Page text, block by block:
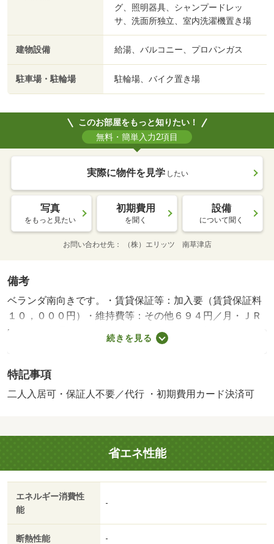
グ、照明器具、シャンプードレッ
サ、洗面所独立、室内洗濯機置き場
建物設備 給湯、バルコニー、プロパンガス
駐車場・駐輪場 駐輪場、バイク置き場
このお部屋をもっと知りたい！
無料・簡単入力2項目
実際に物件を見学 したい
写真
をもっと見たい
初期費用
を聞く
設備
について聞く
お問い合わせ先 （株）エリッツ 南草津店
備考
ベランダ南向きです。・賃貸保証等：加入要（賃貸保証料
１０，０００円）・維持費等：その他６９４円／月・ＪＲ
湖西線の和邇駅まで徒歩５分の物件です。お部屋はおもな
開口部が南方向に向いており、収納としてクローゼットを
南浜店があり便利です。・バイク置場：有（無料）・駐輪
場：有/抗菌施工代 17050円
続きを見る
特記事項
二人入居可・保証人不要／代行 ・初期費用カード決済可
省エネ性能
エネルギー消費性
能
-
断熱性能 -